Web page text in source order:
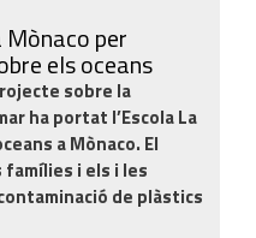
Mònaco per
els oceans
sobre la
ha portat l’Escola La
a Mònaco. El
i els i les
de plàstics